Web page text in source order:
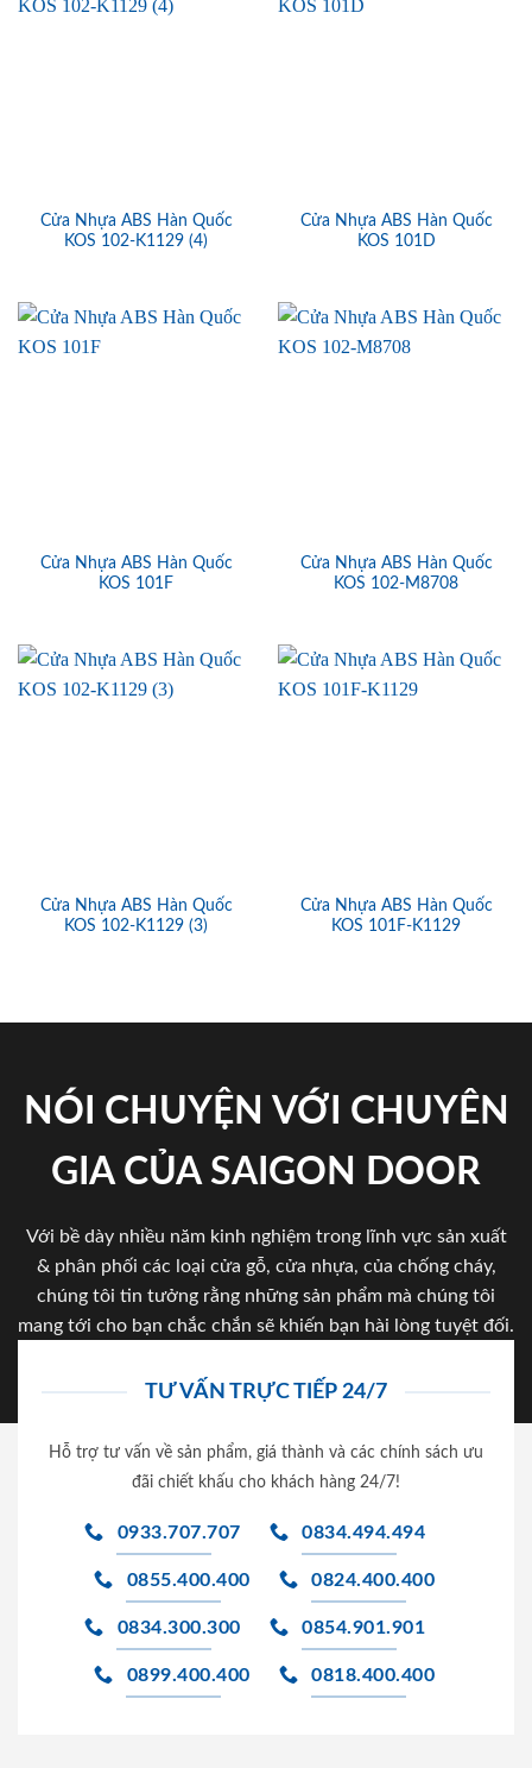
Cửa Nhựa ABS Hàn Quốc
KOS 102-K1129 (4)
Cửa Nhựa ABS Hàn Quốc
KOS 101D
Cửa Nhựa ABS Hàn Quốc
KOS 101F
Cửa Nhựa ABS Hàn Quốc
KOS 102-M8708
Cửa Nhựa ABS Hàn Quốc
KOS 102-K1129 (3)
Cửa Nhựa ABS Hàn Quốc
KOS 101F-K1129
NÓI CHUYỆN VỚI CHUYÊN
GIA CỦA SAIGON DOOR
Với bề dày nhiều năm kinh nghiệm trong lĩnh vực sản xuất
& phân phối các loại cửa gỗ, cửa nhựa, của chống cháy,
chúng tôi tin tưởng rằng những sản phẩm mà chúng tôi
mang tới cho bạn chắc chắn sẽ khiến bạn hài lòng tuyệt đối.
TƯ VẤN TRỰC TIẾP 24/7
Hỗ trợ tư vấn về sản phẩm, giá thành và các chính sách ưu
đãi chiết khấu cho khách hàng 24/7!
0933.707.707 0834.494.494
0855.400.400 0824.400.400
0834.300.300 0854.901.901
0899.400.400 0818.400.400